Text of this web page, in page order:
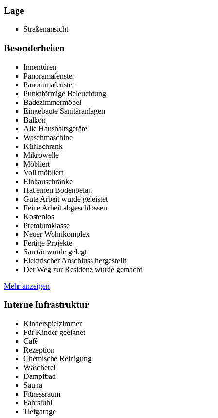
Lage
Straßenansicht
Besonderheiten
Innentüren
Panoramafenster
Panoramafenster
Punktförmige Beleuchtung
Badezimmermöbel
Eingebaute Sanitäranlagen
Balkon
Alle Haushaltsgeräte
Waschmaschine
Kühlschrank
Mikrowelle
Möbliert
Voll möbliert
Einbauschränke
Hat einen Bodenbelag
Gute Arbeit wurde geleistet
Feine Arbeit abgeschlossen
Kostenlos
Premiumklasse
Neuer Wohnkomplex
Fertige Projekte
Sanitär wurde gelegt
Elektrischer Anschluss hergestellt
Der Weg zur Residenz wurde gemacht
Mehr anzeigen
Interne Infrastruktur
Kinderspielzimmer
Für Kinder geeignet
Café
Rezeption
Chemische Reinigung
Wäscherei
Dampfbad
Sauna
Fitnessraum
Fahrstuhl
Tiefgarage